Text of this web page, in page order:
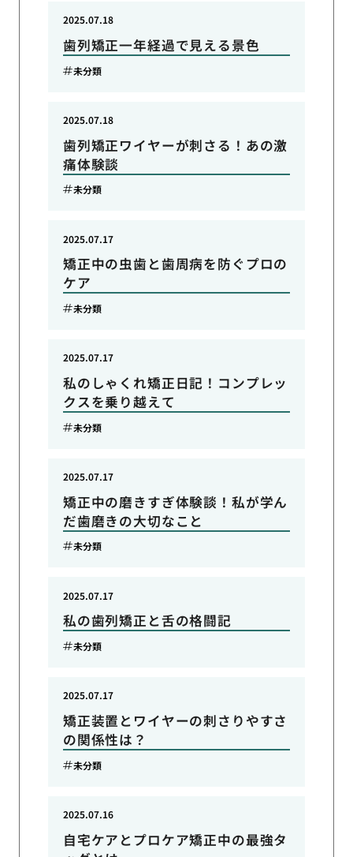
歯列矯正一年経過で見える景色
2025.07.18
未分類
歯列矯正ワイヤーが刺さる！あの激
痛体験談
2025.07.18
未分類
矯正中の虫歯と歯周病を防ぐプロの
ケア
2025.07.17
未分類
私のしゃくれ矯正日記！コンプレッ
クスを乗り越えて
2025.07.17
未分類
矯正中の磨きすぎ体験談！私が学ん
だ歯磨きの大切なこと
2025.07.17
未分類
私の歯列矯正と舌の格闘記
2025.07.17
未分類
矯正装置とワイヤーの刺さりやすさ
の関係性は？
2025.07.17
未分類
自宅ケアとプロケア矯正中の最強タ
2025.07.16